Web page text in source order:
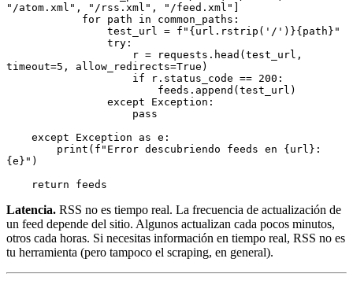
"/atom.xml" , "/rss.xml" , "/feed.xml"
            for
path in common_paths :
                test_url
= f " { url . rstrip ( '/' ) }{ path } "
                try
:
                    r
= requests . head (test_url,
timeout=5 , allow_redirects=True )
                    if
r . status_code == 200 :
                        feeds
. append (test_url)
                except
Exception :
                    pass
    except
Exception as e :
        print
( f "Error descubriendo feeds en { url }
{ e } " )
    return
feeds
Latencia. RSS no es tiempo real. La frecuencia de actualización de
un feed depende del sitio. Algunos actualizan cada pocos minutos,
otros cada horas. Si necesitas información en tiempo real, RSS no es
tu herramienta (pero tampoco el scraping, en general).